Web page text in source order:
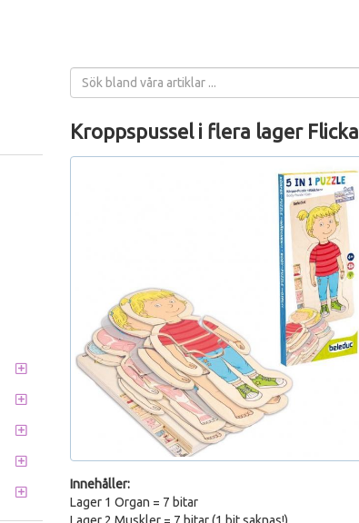
Kroppspussel i flera lager Flicka
Innehåller:
Lager 1 Organ = 7 bitar
Lager 2 Muskler = 7 bitar (1 bit saknas!)